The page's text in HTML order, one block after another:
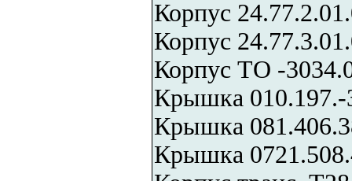
Корпус
Корпус
Корпус ТО -
Крышка 010.197.-
Крышка
Крышка